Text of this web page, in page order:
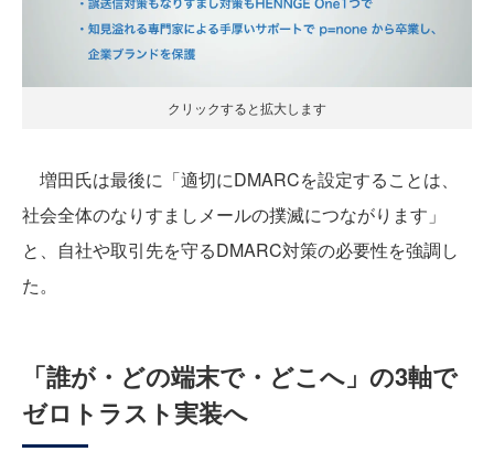
クリックすると拡大します
増田氏は最後に「適切にDMARCを設定することは、
社会全体のなりすましメールの撲滅につながります」
と、自社や取引先を守るDMARC対策の必要性を強調し
た。
「誰が・どの端末で・どこへ」の3軸で
ゼロトラスト実装へ